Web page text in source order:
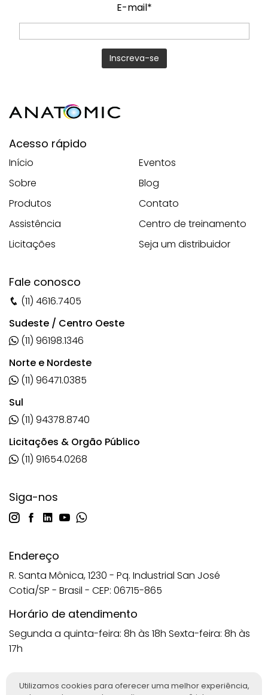
E-mail*
Acesso rápido
Início
Sobre
Produtos
Assistência
Licitações
Eventos
Blog
Contato
Centro de treinamento
Seja um distribuidor
Fale conosco
(11) 4616.7405
Sudeste / Centro Oeste
(11) 96198.1346
Norte e Nordeste
(11) 96471.0385
Sul
(11) 94378.8740
Licitações & Orgão Público
(11) 91654.0268
Siga-nos
Endereço
R. Santa Mônica, 1230 - Pq. Industrial San José
Cotia/SP - Brasil - CEP: 06715-865
Horário de atendimento
Segunda a quinta-feira: 8h às 18h Sexta-feira: 8h às
17h
Utilizamos cookies para oferecer uma melhor experiência,